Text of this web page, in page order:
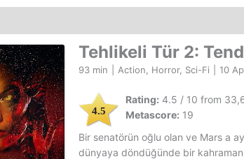
Tehlikeli Tür 2:
93 min Action, Horror, Sci-Fi 10
4.5
Rating: 4.5 / 10 from
Metascore: 19
Bir senatörün oğlu olan ve Mars a
dünyaya döndüğünde bir kahraman